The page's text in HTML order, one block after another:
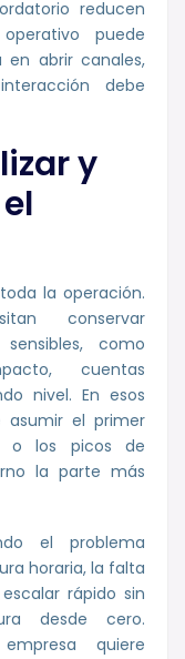
reducen
puede
en abrir canales,
debe
y
la operación.
conservar
como
cuentas
nivel. En esos
asumir el primer
o los picos de
la parte más
el problema
horaria, la falta
rápido sin
desde cero.
quiere